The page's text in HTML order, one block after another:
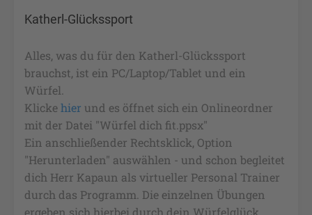
powered by
Katherl-Glückssport
Alles, was du für den Katherl-Glückssport
brauchst, ist ein PC/Laptop/Tablet und ein
Würfel.
Klickehier und es öffnet sich ein Onlineordner
mit der Datei "Würfel dich fit.ppsx"
Ein anschließender Rechtsklick, Option
"Herunterladen" auswählen - und schon begleitet
dich Herr Kapaun als virtueller Personal Trainer
durch das Programm. Die einzelnen Übungen
ergeben sich hierbei durch dein Würfelglück.